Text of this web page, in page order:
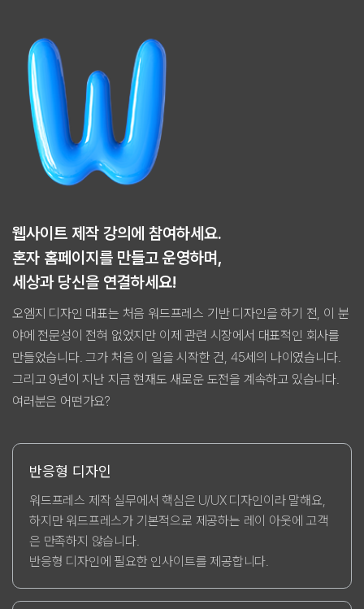
웹사이트 제작 강의에 참여하세요.
혼자 홈페이지를 만들고 운영하며,
세상과 당신을 연결하세요!
오엠지 디자인 대표는 처음 워드프레스 기반 디자인을 하기 전, 이 분
야에 전문성이 전혀 없었지만 이제 관련 시장에서 대표적인 회사를
만들었습니다. 그가 처음 이 일을 시작한 건, 45세의 나이였습니다.
그리고 9년이 지난 지금 현재도 새로운 도전을 계속하고 있습니다.
여러분은 어떤가요?
반응형 디자인
워드프레스 제작 실무에서 핵심은 U/UX 디자인이라 말해요,
하지만 워드프레스가 기본적으로 제공하는 레이 아웃에 고객
은 만족하지 않습니다.
반응형 디자인에 필요한 인사이트를 제공합니다.